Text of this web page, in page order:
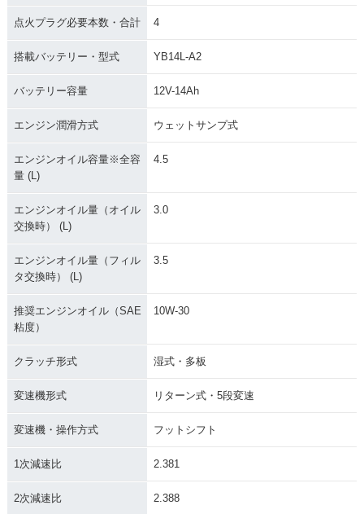
点火プラグ必要本数・合計 4
搭載バッテリー・型式 YB14L-A2
バッテリー容量 12V-14Ah
エンジン潤滑方式 ウェットサンプ式
エンジンオイル容量※全容
量 (L)
4.5
エンジンオイル量（オイル
交換時） (L)
3.0
エンジンオイル量（フィル
タ交換時） (L)
3.5
推奨エンジンオイル（SAE
粘度）
10W-30
クラッチ形式 湿式・多板
変速機形式 リターン式・5段変速
変速機・操作方式 フットシフト
1次減速比 2.381
2次減速比 2.388